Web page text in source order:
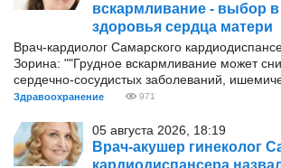
вскармливание - выбор
здоровья сердца матери
Врач-кардиолог Самарского
Зорина: ""Грудное вскармливание может
сердечно-сосудистых заболеваний,
Здравоохранение 971
05 августа 2026, 18:19
Врач-акушер гинеколог
кардиодиспансера